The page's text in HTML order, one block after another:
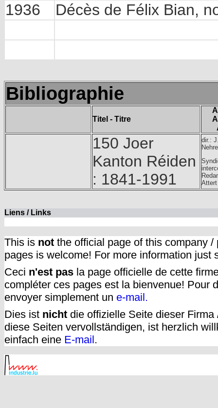
1936 Décès de Félix Bian,
Bibliographie
Titel - Titre
150 Joer
Kanton Réiden
: 1841-1991
dir.:
Attert
Liens / Links
This is not the official page of this company
pages is welcome! For more information just
Ceci n'est pas la page officielle de cette
compléter ces pages est la bienvenue! Pour
envoyer simplement un e-mail.
Dies ist nicht die offizielle Seite dieser
diese Seiten vervollständigen, ist herzlich
einfach eine E-mail.